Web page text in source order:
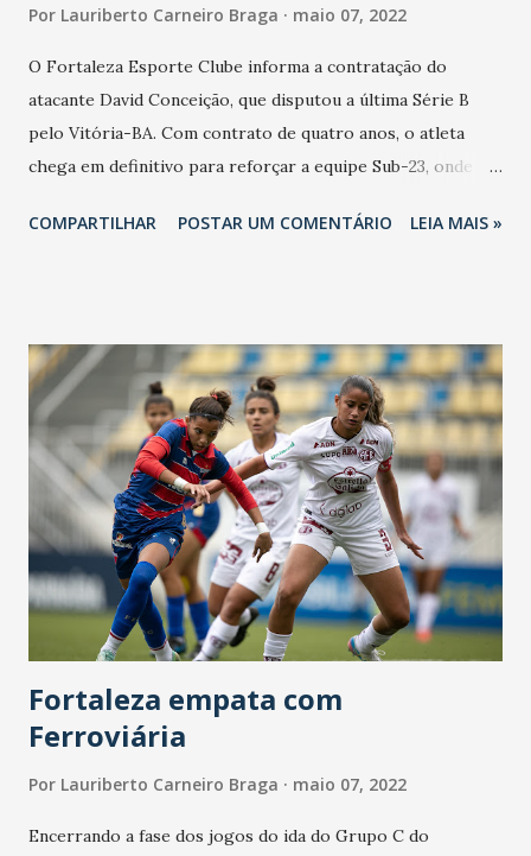
Por Lauriberto Carneiro Braga maio 07, 2022
O Fortaleza Esporte Clube informa a contratação do
atacante David Conceição, que disputou a última Série B
pelo Vitória-BA. Com contrato de quatro anos, o atleta
chega em definitivo para reforçar a equipe Sub-23, onde
ano. David da Hora da Conceição fez toda sua Categoria de
no ano de 2020. Natural de Salvador-BA, o atacante de 22
anos ganhou destaque no ano passado, onde atuou em 59
partidas, marcando 11 gols e contribuindo com 5
assistências, sendo seis desses gols no Brasileirão Série B e
dois deles na Copa do Brasil.
COMPARTILHAR POSTAR UM COMENTÁRIO LEIA MAIS »
Fortaleza empata com
Ferroviária
Por Lauriberto Carneiro Braga maio 07, 2022
Encerrando a fase dos jogos do ida do Grupo C do